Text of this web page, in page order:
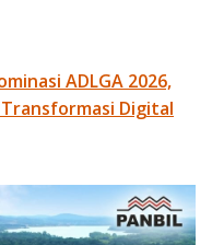
ADLGA 2026,
Digital